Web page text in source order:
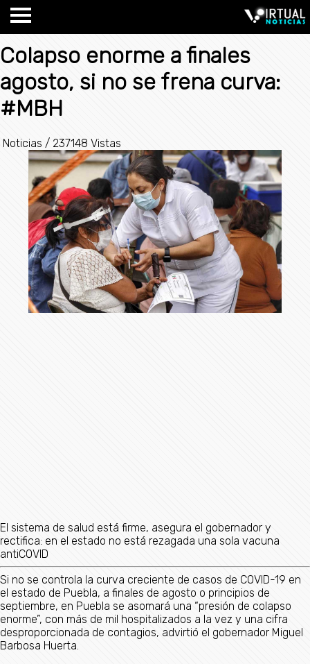
Colapso enorme a finales
agosto, si no se frena curva:
#MBH
Noticias / 237148 Vistas
El sistema de salud está firme, asegura el gobernador y
rectifica: en el estado no está rezagada una sola vacuna
antiCOVID
Si no se controla la curva creciente de casos de COVID-19 en
el estado de Puebla, a finales de agosto o principios de
septiembre, en Puebla se asomará una “presión de colapso
enorme”, con más de mil hospitalizados a la vez y una cifra
desproporcionada de contagios, advirtió el gobernador Miguel
Barbosa Huerta.